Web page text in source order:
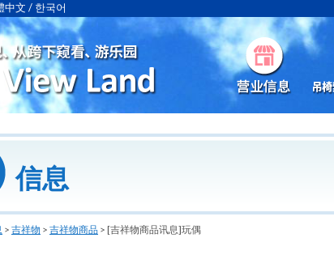
中文 / 한국어
信息
> 吉祥物 > 吉祥物商品 > [吉祥物商品讯息]玩偶